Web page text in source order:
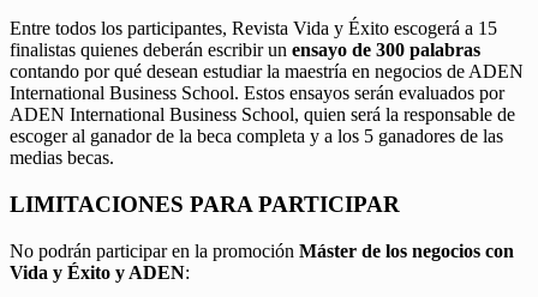
Entre todos los participantes, Revista Vida y Éxito escogerá a 15
finalistas quienes deberán escribir un ensayo de 300 palabras
contando por qué desean estudiar la maestría en negocios de ADEN
International Business School. Estos ensayos serán evaluados por
ADEN International Business School, quien será la responsable de
escoger al ganador de la beca completa y a los 5 ganadores de las
medias becas.
LIMITACIONES PARA PARTICIPAR
No podrán participar en la promoción Máster de los negocios con
Vida y Éxito y ADEN: